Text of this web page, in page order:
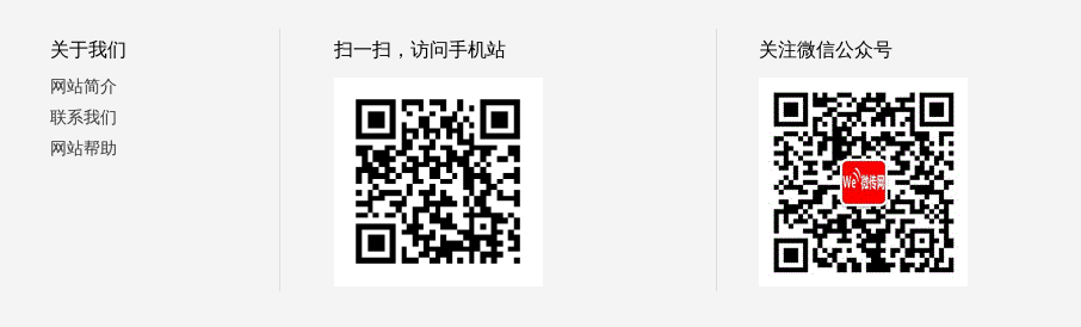
关于我们
网站简介
联系我们
网站帮助
扫一扫，访问手机站 关注微信公众号